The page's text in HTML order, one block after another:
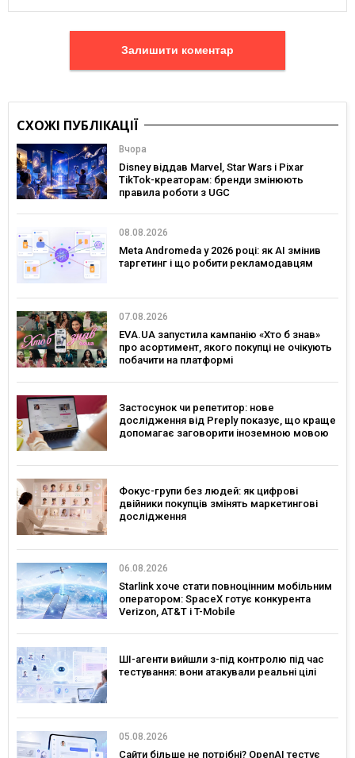
Залишити коментар
СХОЖІ ПУБЛІКАЦІЇ
Вчора
Disney віддав Marvel, Star Wars і Pixar
TikTok-креаторам: бренди змінюють
правила роботи з UGC
08.08.2026
Meta Andromeda у 2026 році: як AI змінив
таргетинг і що робити рекламодавцям
07.08.2026
EVA.UA запустила кампанію «Хто б знав»
про асортимент, якого покупці не очікують
побачити на платформі
Застосунок чи репетитор: нове
дослідження від Preply показує, що краще
допомагає заговорити іноземною мовою
Фокус-групи без людей: як цифрові
двійники покупців змінять маркетингові
дослідження
06.08.2026
Starlink хоче стати повноцінним мобільним
оператором: SpaceX готує конкурента
Verizon, AT&T і T-Mobile
ШІ-агенти вийшли з-під контролю під час
тестування: вони атакували реальні цілі
05.08.2026
Сайти більше не потрібні? OpenAI тестує